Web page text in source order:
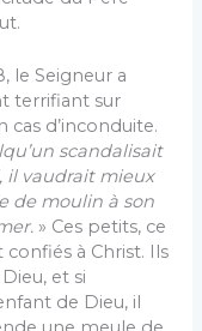
le Seigneur a
terrifiant sur
cas d’inconduite.
scandalisait
il vaudrait mieux
de moulin à son
» Ces petits, ce
à Christ. Ils
et si
de Dieu, il